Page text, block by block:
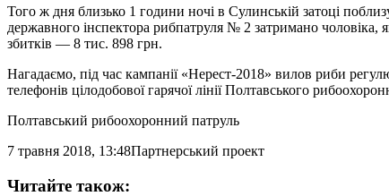
Того ж дня близько 1 години ночі в Сулинській затоці
державного інспектора рибпатруля № 2 затримано чоловіка,
збитків — 8 тис. 898 грн.
Нагадаємо, під час кампанії «Нерест-2018» вилов риби
телефонів цілодобової гарячої лінії Полтавського
Полтавський рибоохоронний патруль
7 травня 2018, 13:48Партнерський проект
Читайте також: